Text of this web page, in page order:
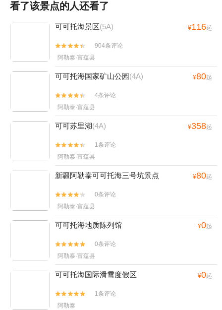
看了该景点的人还看了
可可托海景区(5A) ¥116起


904条评论
阿勒泰·富蕴县
可可托海国家矿山公园(4A) ¥80起


4条评论
阿勒泰·富蕴县
可可苏里湖(4A) ¥358起


1条评论
阿勒泰·富蕴县
新疆阿勒泰可可托海三号坑景点 ¥80起


0条评论
阿勒泰·富蕴县
可可托海地质陈列馆 ¥0起


0条评论
阿勒泰·富蕴县
可可托海国际滑雪度假区 ¥0起


1条评论
阿勒泰